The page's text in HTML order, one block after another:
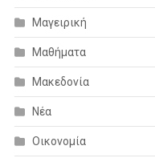
Μαγειρική
Μαθήματα
Μακεδονία
Νέα
Οικονομία